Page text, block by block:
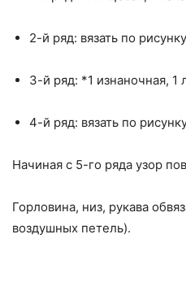
2-й ряд: вязать по рисунку
3-й ряд: *1 изнаночная, 1
4-й ряд: вязать по
Начиная с 5-го ряда узор
Горловина, низ, рукава
воздушных петель).